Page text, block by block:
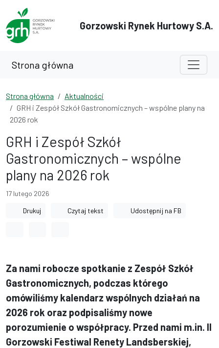
Przejdź do treści
Przejdź do wyszukiwarki
Gorzowski Rynek Hurtowy S.A.
Strona główna
Strona główna
Aktualności
GRH i Zespół Szkół Gastronomicznych – wspólne plany na
2026 rok
GRH i Zespół Szkół
Gastronomicznych – wspólne
plany na 2026 rok
17 lutego 2026
Drukuj Czytaj tekst Udostępnij na FB
Za nami robocze spotkanie z Zespół Szkół
Gastronomicznych, podczas którego
omówiliśmy kalendarz wspólnych działań na
2026 rok oraz podpisaliśmy nowe
porozumienie o współpracy. Przed nami m.in. II
Gorzowski Festiwal Renety Landsberskiej,